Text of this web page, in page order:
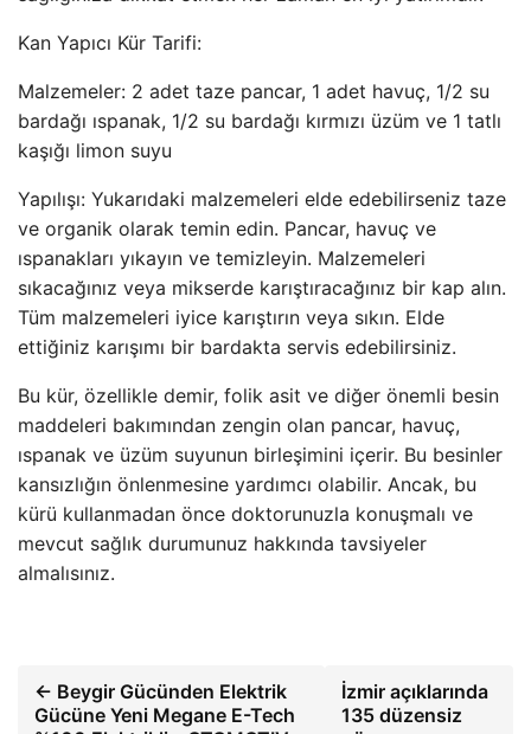
Kan Yapıcı Kür Tarifi:
Malzemeler: 2 adet taze pancar, 1 adet havuç, 1/2 su
bardağı ıspanak, 1/2 su bardağı kırmızı üzüm ve 1 tatlı
kaşığı limon suyu
Yapılışı: Yukarıdaki malzemeleri elde edebilirseniz taze
ve organik olarak temin edin. Pancar, havuç ve
ıspanakları yıkayın ve temizleyin. Malzemeleri
sıkacağınız veya mikserde karıştıracağınız bir kap alın.
Tüm malzemeleri iyice karıştırın veya sıkın. Elde
ettiğiniz karışımı bir bardakta servis edebilirsiniz.
Bu kür, özellikle demir, folik asit ve diğer önemli besin
maddeleri bakımından zengin olan pancar, havuç,
ıspanak ve üzüm suyunun birleşimini içerir. Bu besinler
kansızlığın önlenmesine yardımcı olabilir. Ancak, bu
kürü kullanmadan önce doktorunuzla konuşmalı ve
mevcut sağlık durumunuz hakkında tavsiyeler
almalısınız.
← Beygir Gücünden Elektrik
Gücüne Yeni Megane E-Tech
İzmir açıklarında
135 düzensiz